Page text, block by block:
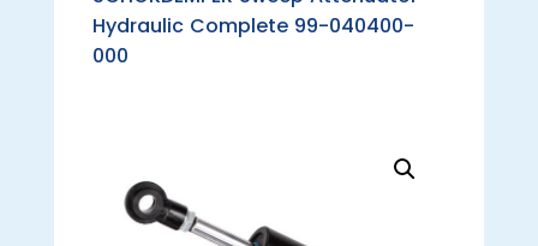
Hydraulic Complete 99-040400-
000